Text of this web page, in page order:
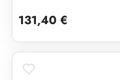
131,40 €